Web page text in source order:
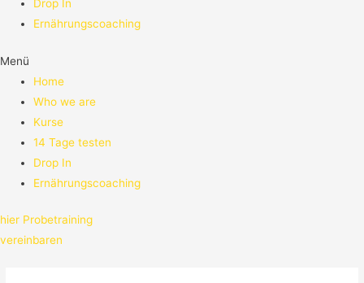
Drop In
Ernährungscoaching
Menü
Home
Who we are
Kurse
14 Tage testen
Drop In
Ernährungscoaching
hier Probetraining
vereinbaren